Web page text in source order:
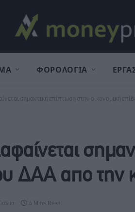
ΦΟΡΟΛΟΓΙΑ
σημαντική επίπτωση στην οικονομική
ΔΑΑ απο την
4 Mins Read